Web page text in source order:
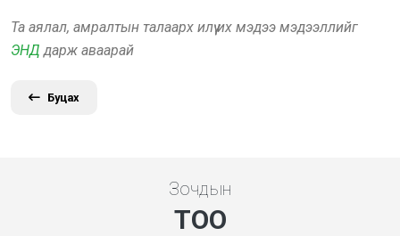
Та аялал, амралтын талаарх илүү их мэдээ мэдээллийг
ЭНД дарж аваарай
Буцах
Зочдын
ТОО